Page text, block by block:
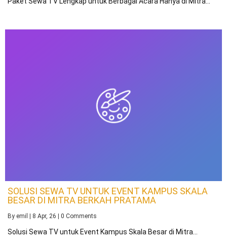
SOLUSI SEWA TV UNTUK EVENT KAMPUS SKALA
BESAR DI MITRA BERKAH PRATAMA
By emil 8 Apr, 26 0 Comments
Solusi Sewa TV untuk Event Kampus Skala Besar di Mitra…